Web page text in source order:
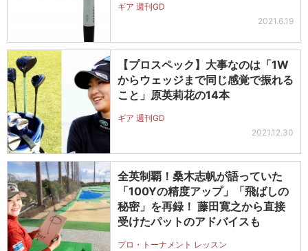
ギア 週刊GD
2021.6.19
【プロスペック】大事なのは「1W
からウェッジまで同じ感覚で振れる
こと」原英莉花の14本
ギア 週刊GD
2021.12.30
全英制覇！桑木志帆が語っていた
「100Yの精度アップ」「飛ばしの
秘密」を再録！ 藤田寛之から直接
受けたパットのアドバイスも
プロ・トーナメント レッスン